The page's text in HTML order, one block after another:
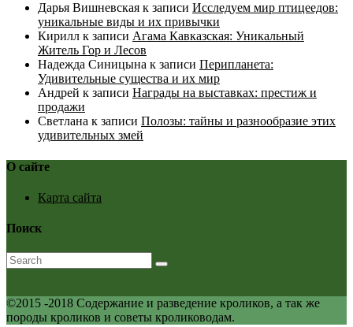
Дарья Вишневская к записи Исследуем мир птицеедов:
уникальные виды и их привычки
Кирилл к записи Агама Кавказская: Уникальный
Житель Гор и Лесов
Надежда Синицына к записи Перипланета:
Удивительные существа и их мир
Андрей к записи Награды на выставках: престиж и
продажи
Светлана к записи Полозы: тайны и разнообразие этих
удивительных змей
О сайте
Карта сайта
Поиск
©2015 -2018 Содержание и разведение кроликов, а так же
породы кроликов и советы кролиководам.